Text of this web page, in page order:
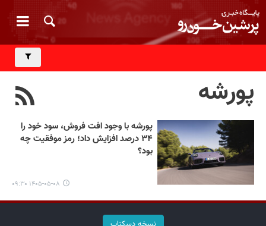
پورشه
پورشه با وجود افت فروش، سود خود را
۳۴ درصد افزایش داد؛ رمز موفقیت چه
بود؟
۱۴۰۵-۰۵-۰۸ ۰۹:۳۰